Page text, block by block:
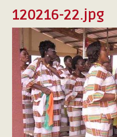
MISSIONE
NEF
MEDIATECA
P. AUGUSTO ETCHECOPAR
120216-22.jpg